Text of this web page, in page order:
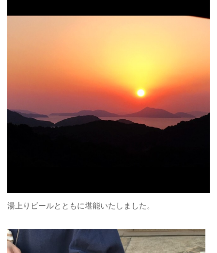
湯上りビールとともに堪能いたしました。